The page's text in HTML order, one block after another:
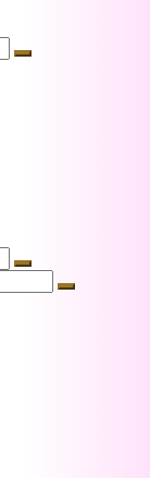
Suche
Suche
Suche